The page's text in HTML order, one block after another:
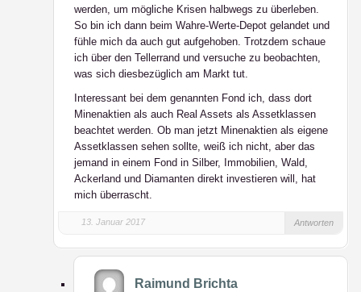
werden, um mögliche Krisen halbwegs zu überleben.
So bin ich dann beim Wahre-Werte-Depot gelandet und
fühle mich da auch gut aufgehoben. Trotzdem schaue
ich über den Tellerrand und versuche zu beobachten,
was sich diesbezüglich am Markt tut.
Interessant bei dem genannten Fond ich, dass dort
Minenaktien als auch Real Assets als Assetklassen
beachtet werden. Ob man jetzt Minenaktien als eigene
Assetklassen sehen sollte, weiß ich nicht, aber das
jemand in einem Fond in Silber, Immobilien, Wald,
Ackerland und Diamanten direkt investieren will, hat
mich überrascht.
13. Januar 2017 Antworten
Raimund Brichta